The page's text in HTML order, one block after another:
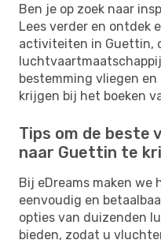
Ben je op zoek naar
Lees verder en ontdek
activiteiten in Guettin,
bestemming vliegen
krijgen bij het boeken
Tips om de beste
naar Guettin te
Bij eDreams maken
eenvoudig en
opties van duizenden
bieden, zodat u